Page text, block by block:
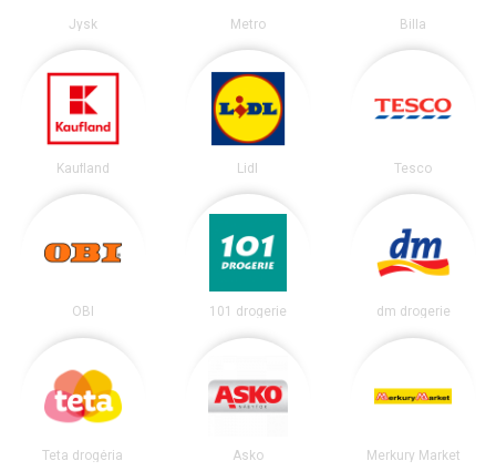
Jysk Metro Billa
Kaufland Lidl Tesco
OBI 101 drogerie dm drogerie
Teta drogéria Asko Merkury Market